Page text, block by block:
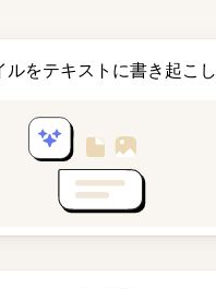
ルをテキストに書き起こし